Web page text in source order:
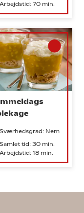
Arbejdstid: 70 min.
Sværhedsgrad: Nem
Samlet tid: 30 min.
Arbejdstid: 18 min.